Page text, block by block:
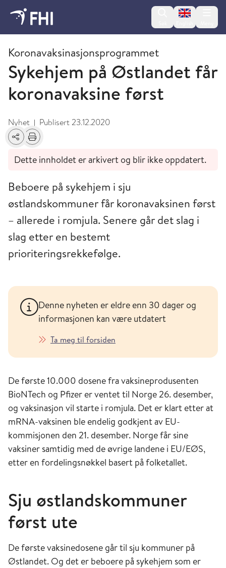
Change
Desember
Koronavaksinasjonsprogrammet
Sykehjem på Østlandet får
koronavaksine først
Nyhet | Publisert23.12.2020
Del Skriv ut
Dette innholdet er arkivert og blir ikke oppdatert.
Beboere på sykehjem i sju
østlandskommuner får koronavaksinen først
– allerede i romjula. Senere går det slag i
slag etter en bestemt
prioriteringsrekkefølge.
Denne nyheten er eldre enn 30 dager og
informasjonen kan være utdatert
Ta meg til forsiden
De første 10.000 dosene fra vaksineprodusenten
BioNTech og Pfizer er ventet til Norge 26. desember,
og vaksinasjon vil starte i romjula. Det er klart etter at
mRNA-vaksinen ble endelig godkjent av EU-
kommisjonen den 21. desember. Norge får sine
vaksiner samtidig med de øvrige landene i EU/EØS,
etter en fordelingsnøkkel basert på folketallet.
Sju østlandskommuner
først ute
De første vaksinedosene går til sju kommuner på
Østlandet. Og det er beboere på sykehjem som er